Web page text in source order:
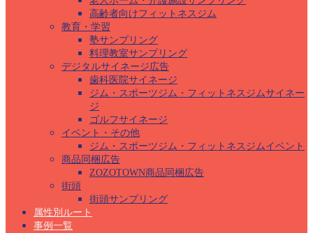
高齢者向けフィットネスジム
教育・学習
塾サンプリング
料理教室サンプリング
デジタルサイネージ広告
歯科医院サイネージ
ジム・スポーツジム・フィットネスジムサイネー
ジ
ゴルフサイネージ
イベント・その他
ジム・スポーツジム・フィットネスジムイベント
商品同梱広告
ZOZOTOWN商品同梱広告
街頭
街頭サンプリング
属性別ルート
事例一覧